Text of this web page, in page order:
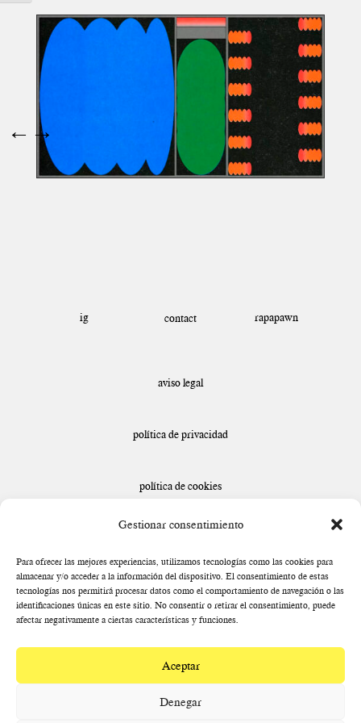
Gestionar consentimiento
Para ofrecer las mejores experiencias, utilizamos tecnologías como las cookies para
almacenar y/o acceder a la información del dispositivo. El consentimiento de estas
tecnologías nos permitirá procesar datos como el comportamiento de navegación o las
identificaciones únicas en este sitio. No consentir o retirar el consentimiento, puede
afectar negativamente a ciertas características y funciones.
Aceptar
Denegar
← →
ig contact rapapawn
aviso legal
política de privacidad
política de cookies